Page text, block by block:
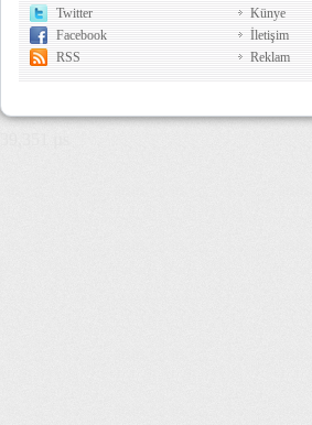
Twitter
Facebook
RSS
Künye
İletişim
Reklam